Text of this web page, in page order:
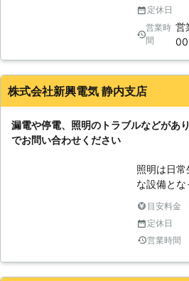
必要になり
1度ご自宅
があります。 適切な照明器
によって
は天井を
クな取り付
フェと同
ニングを設
います。
落ち着い
す。新築時
お任せいた
足のいく設
定休日
営業時
間
営
株式会社新興電気 静内支店
漏電や停電、照明のトラブルなどがあ
でお問い合わせください
照明は日
な設備とな
というケ
うか。照明
れているこ
目安料金
定休日
営業時間